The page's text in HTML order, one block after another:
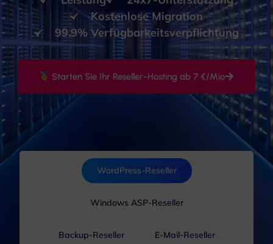
Kostenlose Migration
99.9% Verfügbarkeitsverpflichtung
Starten Sie Ihr Reseller-Hosting ab 7 €/Mio
WordPress-Reseller
Windows ASP-Reseller
Backup-Reseller E-Mail-Reseller